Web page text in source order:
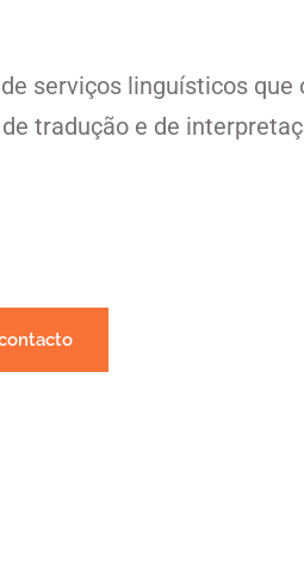
serviços linguísticos que
tradução e de